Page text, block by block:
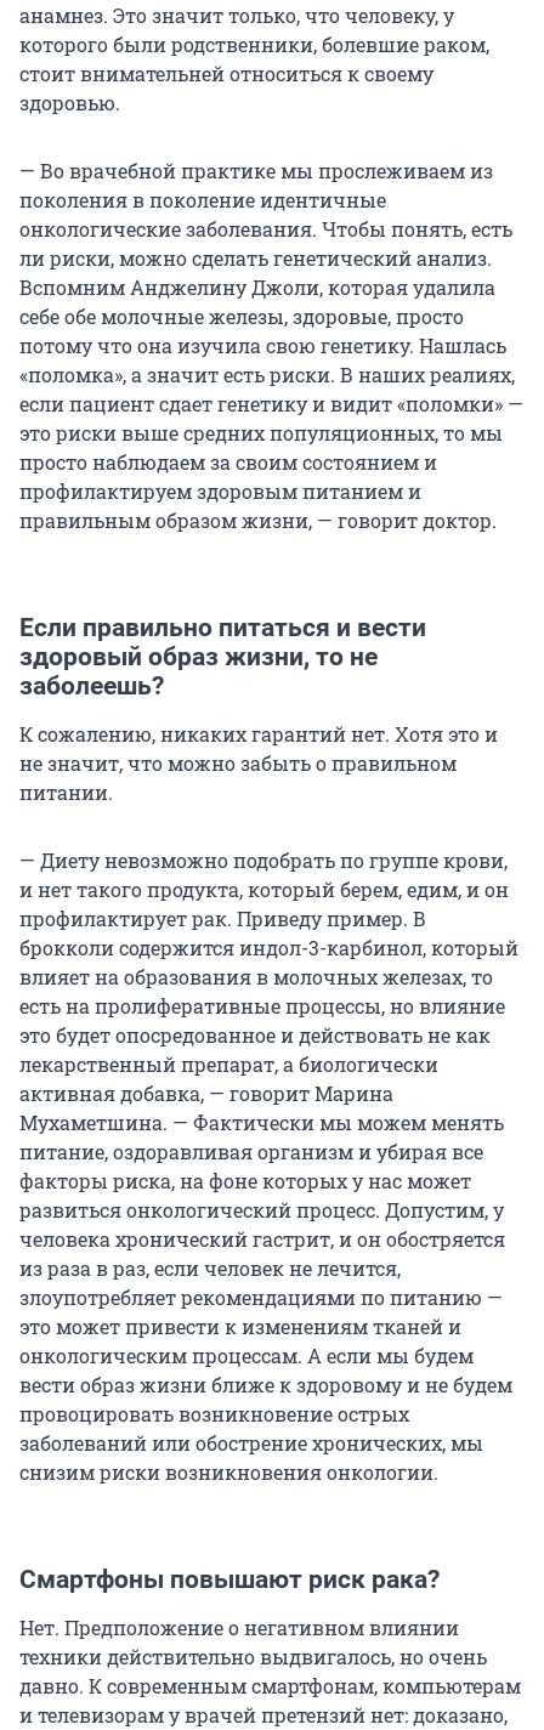
анамнез. Это значит только, что человеку, у
которого были родственники, болевшие раком,
стоит внимательней относиться к своему
здоровью.
— Во врачебной практике мы прослеживаем из
поколения в поколение идентичные
онкологические заболевания. Чтобы понять, есть
ли риски, можно сделать генетический анализ.
Вспомним Анджелину Джоли, которая удалила
себе обе молочные железы, здоровые, просто
потому что она изучила свою генетику. Нашлась
«поломка», а значит есть риски. В наших реалиях,
если пациент сдает генетику и видит «поломки» —
это риски выше средних популяционных, то мы
просто наблюдаем за своим состоянием и
профилактируем здоровым питанием и
правильным образом жизни, — говорит доктор.
Если правильно питаться и вести
здоровый образ жизни, то не
заболеешь?
К сожалению, никаких гарантий нет. Хотя это и
не значит, что можно забыть о правильном
питании.
— Диету невозможно подобрать по группе крови,
и нет такого продукта, который берем, едим, и он
профилактирует рак. Приведу пример. В
брокколи содержится индол-3-карбинол, который
влияет на образования в молочных железах, то
есть на пролиферативные процессы, но влияние
это будет опосредованное и действовать не как
лекарственный препарат, а биологически
активная добавка, — говорит Марина
Мухаметшина. — Фактически мы можем менять
питание, оздоравливая организм и убирая все
факторы риска, на фоне которых у нас может
развиться онкологический процесс. Допустим, у
человека хронический гастрит, и он обостряется
из раза в раз, если человек не лечится,
злоупотребляет рекомендациями по питанию —
это может привести к изменениям тканей и
онкологическим процессам. А если мы будем
вести образ жизни ближе к здоровому и не будем
провоцировать возникновение острых
заболеваний или обострение хронических, мы
снизим риски возникновения онкологии.
Смартфоны повышают риск рака?
Нет. Предположение о негативном влиянии
техники действительно выдвигалось, но очень
давно. К современным смартфонам, компьютерам
и телевизорам у врачей претензий нет: доказано,